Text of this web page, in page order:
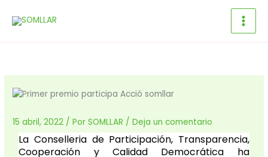
15 abril, 2022 / PorSOMLLAR /Deja un comentario
La Conselleria de Participación, Transparencia,
Cooperación y Calidad Democrática ha